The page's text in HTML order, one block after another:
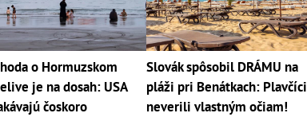
o Hormuzskom
je na dosah: USA
čoskoro
Slovák spôsobil DRÁMU na
pláži pri Benátkach: Plavčíci
neverili vlastným očiam!